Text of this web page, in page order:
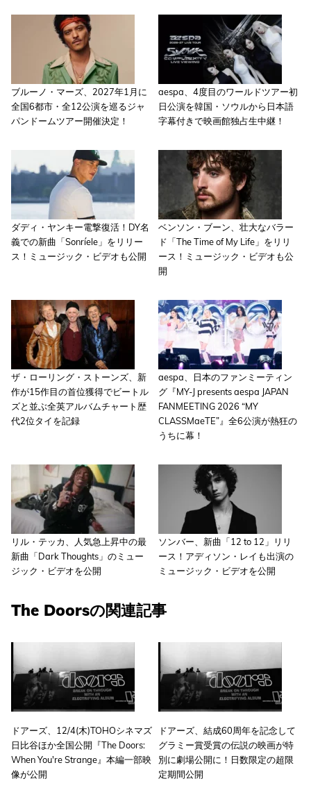
ブルーノ・マーズ、2027年1月に
全国6都市・全12公演を巡るジャ
パンドームツアー開催決定！
aespa、4度目のワールドツアー初
日公演を韓国・ソウルから日本語
字幕付きで映画館独占生中継！
ダディ・ヤンキー電撃復活！DY名
義での新曲「Sonríele」をリリー
ス！ミュージック・ビデオも公開
ベンソン・ブーン、壮大なバラー
ド「The Time of My Life」をリリ
ース！ミュージック・ビデオも公
開
ザ・ローリング・ストーンズ、新
作が15作目の首位獲得でビートル
ズと並ぶ全英アルバムチャート歴
代2位タイを記録
aespa、日本のファンミーティン
グ『MY-J presents aespa JAPAN
FANMEETING 2026 “MY
CLASSMaeTE”』全6公演が熱狂の
うちに幕！
リル・テッカ、人気急上昇中の最
新曲「Dark Thoughts」のミュー
ジック・ビデオを公開
ソンバー、新曲「12 to 12」リリ
ース！アディソン・レイも出演の
ミュージック・ビデオを公開
The Doorsの関連記事
ドアーズ、12/4(木)TOHOシネマズ
日比谷ほか全国公開『The Doors:
When You're Strange』本編一部映
像が公開
ドアーズ、結成60周年を記念して
グラミー賞受賞の伝説の映画が特
別に劇場公開に！日数限定の超限
定期間公開